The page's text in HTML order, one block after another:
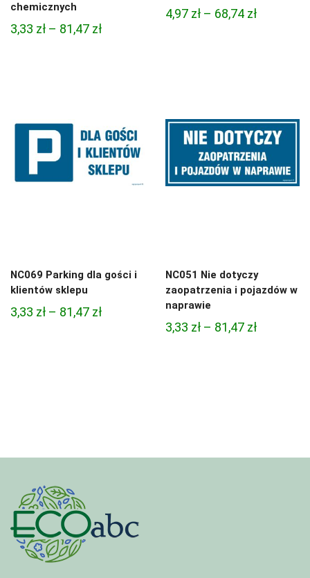
chemicznych
3,33 zł – 81,47 złZakres
4,97 zł – 68,74 złZakres
NC069 Parking dla gości i
klientów sklepu
3,33 zł – 81,47 złZakres
NC051 Nie dotyczy
zaopatrzenia i pojazdów w
naprawie
3,33 zł – 81,47 złZakres